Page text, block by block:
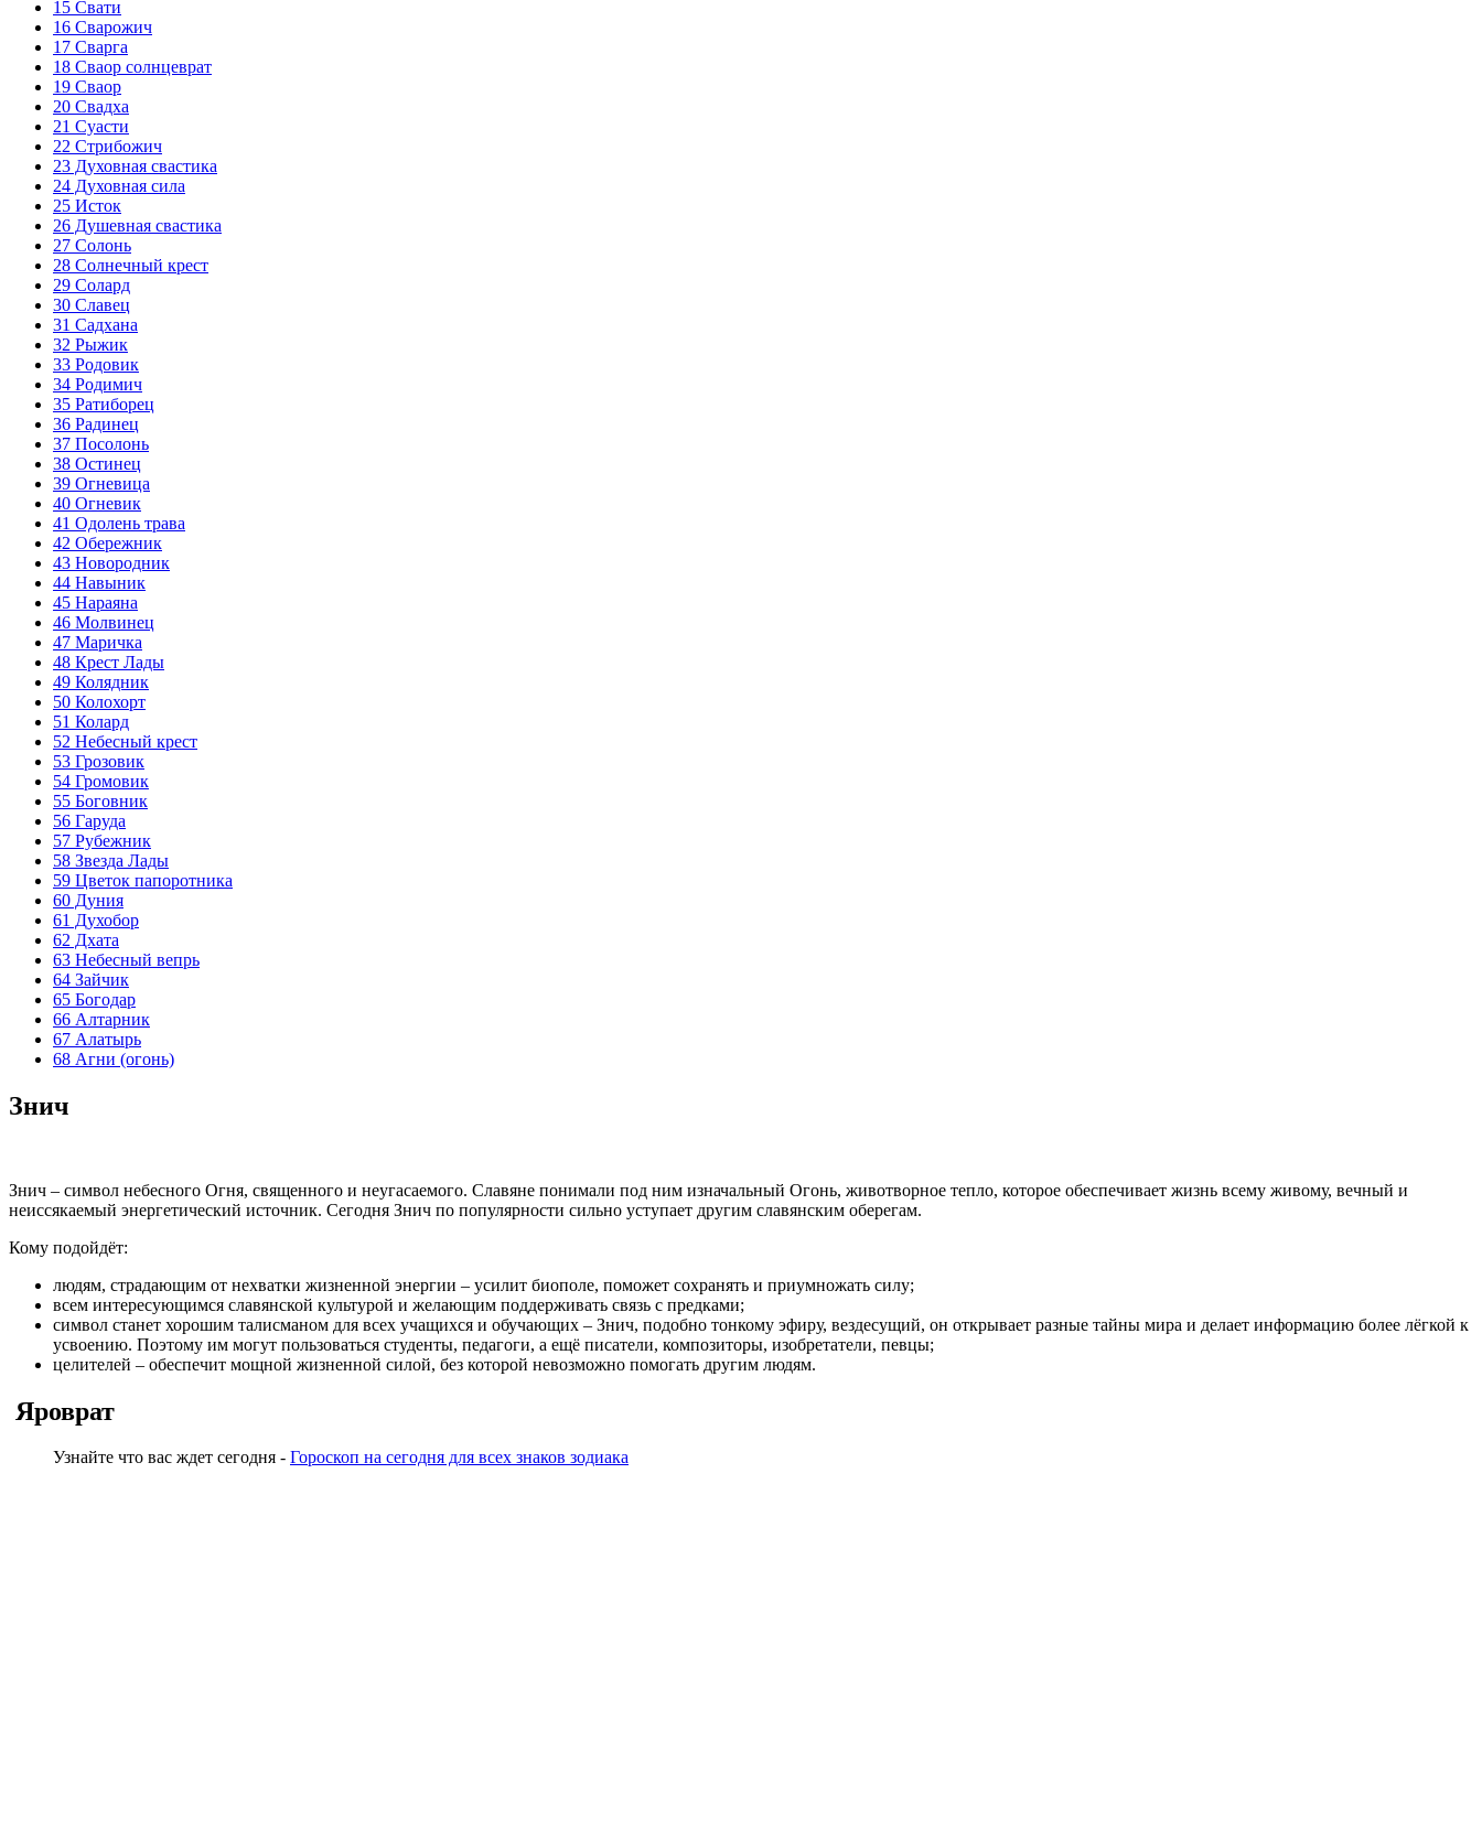
15 Свати
16 Сварожич
17 Сварга
18 Сваор солнцеврат
19 Сваор
20 Свадха
21 Суасти
22 Стрибожич
23 Духовная свастика
24 Духовная сила
25 Исток
26 Душевная свастика
27 Солонь
28 Солнечный крест
29 Солард
30 Славец
31 Садхана
32 Рыжик
33 Родовик
34 Родимич
35 Ратиборец
36 Радинец
37 Посолонь
38 Остинец
39 Огневица
40 Огневик
41 Одолень трава
42 Обережник
43 Новородник
44 Навыник
45 Нараяна
46 Молвинец
47 Маричка
48 Крест Лады
49 Колядник
50 Колохорт
51 Колард
52 Небесный крест
53 Грозовик
54 Громовик
55 Боговник
56 Гаруда
57 Рубежник
58 Звезда Лады
59 Цветок папоротника
60 Дуния
61 Духобор
62 Дхата
63 Небесный вепрь
64 Зайчик
65 Богодар
66 Алтарник
67 Алатырь
68 Агни (огонь)
Знич
Знич – символ небесного Огня, священного и неугасаемого. Славяне понимали под ним изначальный Огонь, животворное тепло, которое обеспечивает жизнь всему живому, вечный и
неиссякаемый энергетический источник. Сегодня Знич по популярности сильно уступает другим славянским оберегам.
Кому подойдёт:
людям, страдающим от нехватки жизненной энергии – усилит биополе, поможет сохранять и приумножать силу;
всем интересующимся славянской культурой и желающим поддерживать связь с предками;
символ станет хорошим талисманом для всех учащихся и обучающих – Знич, подобно тонкому эфиру, вездесущий, он открывает разные тайны мира и делает информацию более лёгкой к
усвоению. Поэтому им могут пользоваться студенты, педагоги, а ещё писатели, композиторы, изобретатели, певцы;
целителей – обеспечит мощной жизненной силой, без которой невозможно помогать другим людям.
Яроврат
Узнайте что вас ждет сегодня - Гороскоп на сегодня для всех знаков зодиака